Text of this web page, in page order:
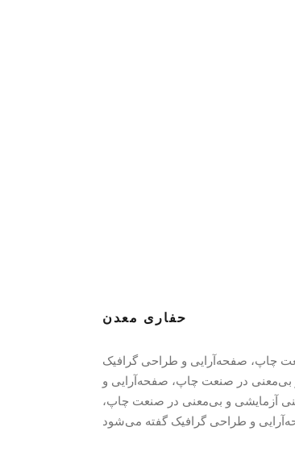
حفاری معدن
چاپ، صفحه‌آرایی و طراحی گرافیک
بی‌معنی در صنعت چاپ، صفحه‌آرایی و
آزمایشی و بی‌معنی در صنعت چاپ،